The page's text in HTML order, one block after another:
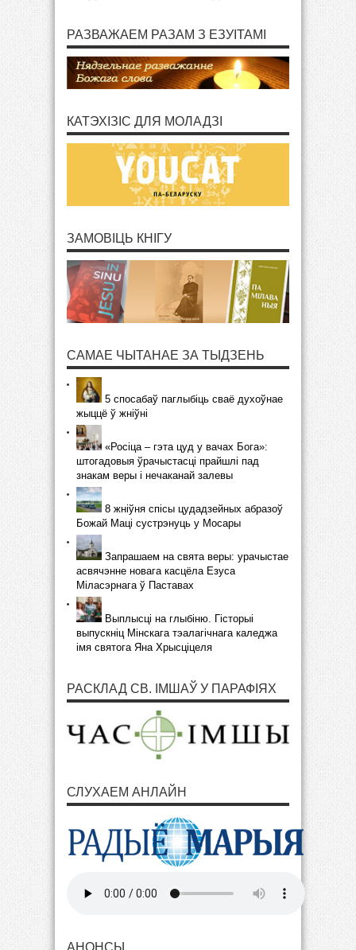
РАЗВАЖАЕМ РАЗАМ З ЕЗУІТАМІ
КАТЭХІЗІС ДЛЯ МОЛАДЗІ
ЗАМОВІЦЬ КНІГУ
САМАЕ ЧЫТАНАЕ ЗА ТЫДЗЕНЬ
5 спосабаў паглыбіць сваё духоўнае
жыццё ў жніўні
«Росіца – гэта цуд у вачах Бога»:
штогадовыя ўрачыстасці прайшлі пад
знакам веры і нечаканай залевы
8 жніўня спісы цудадзейных абразоў
Божай Маці сустрэнуць у Мосары
Запрашаем на свята веры: урачыстае
асвячэнне новага касцёла Езуса
Міласэрнага ў Паставах
Выплысці на глыбіню. Гісторыі
выпускніц Мінскага тэалагічнага каледжа
імя святога Яна Хрысціцеля
РАСКЛАД СВ. ІМШАЎ У ПАРАФІЯХ
СЛУХАЕМ АНЛАЙН
АНОНСЫ